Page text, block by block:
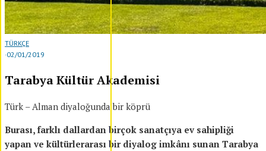
TÜRKÇE
·02/01/2019
Tarabya Kültür Akademisi
Türk – Alman diyaloğunda bir köprü
Burası, farklı dallardan birçok sanatçıya ev sahipliği
yapan ve kültürlerarası bir diyalog imkânı sunan Tarabya